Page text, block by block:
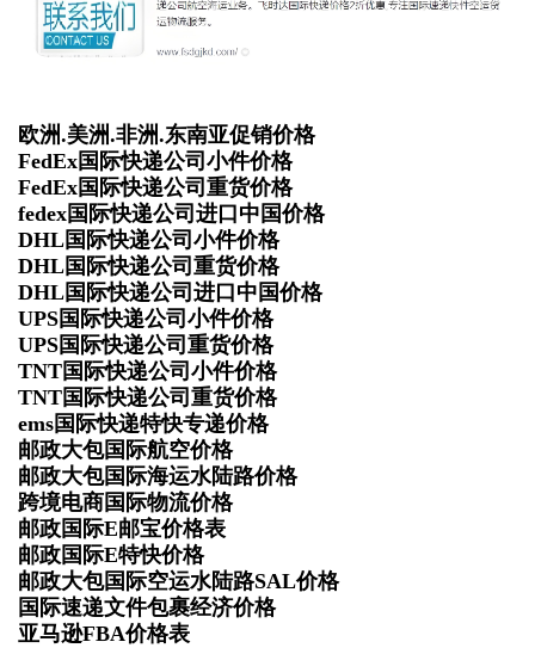
欧洲.美洲.非洲.东南亚促销价格
FedEx国际快递公司小件价格
FedEx国际快递公司重货价格
fedex国际快递公司进口中国价格
DHL国际快递公司小件价格
DHL国际快递公司重货价格
DHL国际快递公司进口中国价格
UPS国际快递公司小件价格
UPS国际快递公司重货价格
TNT国际快递公司小件价格
TNT国际快递公司重货价格
ems国际快递特快专递价格
邮政大包国际航空价格
邮政大包国际海运水陆路价格
跨境电商国际物流价格
邮政国际E邮宝价格表
邮政国际E特快价格
邮政大包国际空运水陆路SAL价格
国际速递文件包裹经济价格
亚马逊FBA价格表